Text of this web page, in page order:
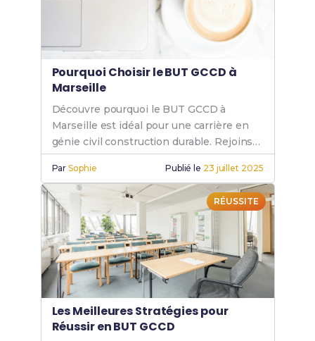
Pourquoi Choisir le BUT GCCD à
Marseille
Découvre pourquoi le BUT GCCD à
Marseille est idéal pour une carrière en
génie civil construction durable. Rejoins
l'IUT Génie Civil pour un avenir
prometteur.
ParSophie Publié le 23 juillet 2025
RÉUSSITE
Les Meilleures Stratégies pour
Réussir en BUT GCCD